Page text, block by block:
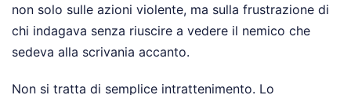
non solo sulle azioni violente, ma sulla frustrazione di
chi indagava senza riuscire a vedere il nemico che
sedeva alla scrivania accanto.
Non si tratta di semplice intrattenimento. Lo